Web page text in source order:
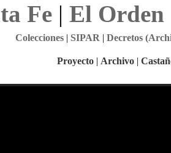
Fe| El Orden
Colecciones| SIPAR | Decretos
Proyecto | Archivo |